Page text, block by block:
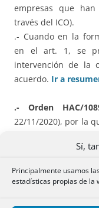
Sí,
Principalmente usamos
estadísticas propias de la
empresas que
través del ICO).
.- Cuando en la
en el art. 1, se
intervención de la
acuerdo. Ir a
.- Orden HAC/
22/11/2020), por la
normativas y
AEAT establecida